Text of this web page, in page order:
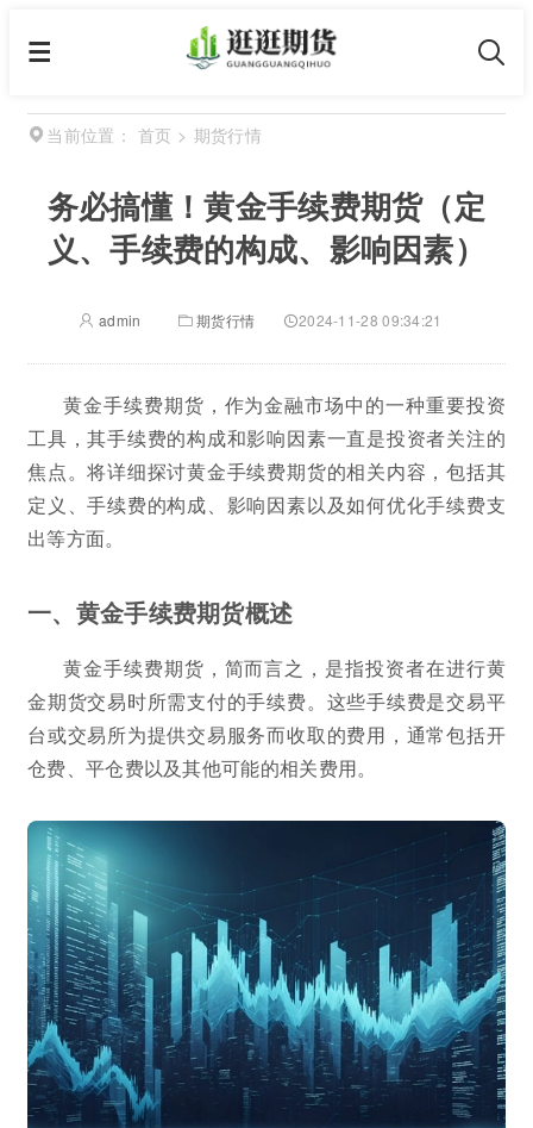
当前位置： 首页 > 期货行情
务必搞懂！黄金手续费期货（定
义、手续费的构成、影响因素）
admin 期货行情 2024-11-28 09:34:21
黄金手续费期货，作为金融市场中的一种重要投资
工具，其手续费的构成和影响因素一直是投资者关注的
焦点。将详细探讨黄金手续费期货的相关内容，包括其
定义、手续费的构成、影响因素以及如何优化手续费支
出等方面。
一、黄金手续费期货概述
黄金手续费期货，简而言之，是指投资者在进行黄
金期货交易时所需支付的手续费。这些手续费是交易平
台或交易所为提供交易服务而收取的费用，通常包括开
仓费、平仓费以及其他可能的相关费用。